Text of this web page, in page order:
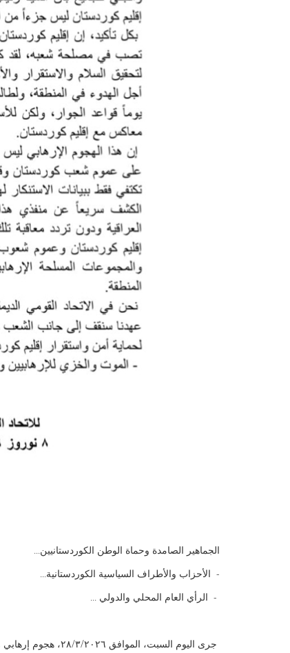
الجماهير الصامدة وحماة الوطن الكوردستانیین...
- الأحزاب والأطراف السياسية الكوردستانية...
- الرأي العام المحلي والدولي ...
جرى اليوم السبت،